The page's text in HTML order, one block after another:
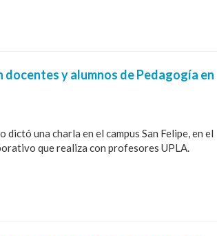
y alumnos de Pedagogía en
una charla en el campus San Felipe, en el
que realiza con profesores UPLA.